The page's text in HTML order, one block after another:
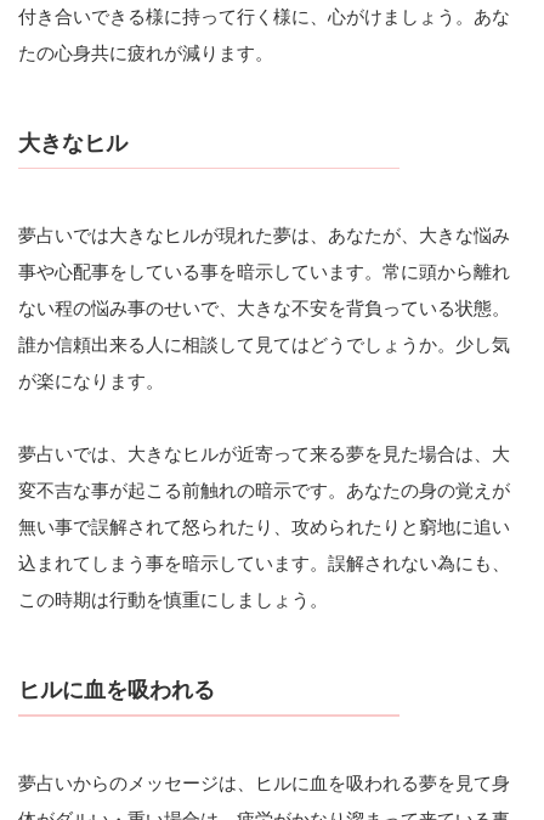
付き合いできる様に持って行く様に、心がけましょう。あな
たの心身共に疲れが減ります。
大きなヒル
夢占いでは大きなヒルが現れた夢は、あなたが、大きな悩み
事や心配事をしている事を暗示しています。常に頭から離れ
ない程の悩み事のせいで、大きな不安を背負っている状態。
誰か信頼出来る人に相談して見てはどうでしょうか。少し気
が楽になります。
夢占いでは、大きなヒルが近寄って来る夢を見た場合は、大
変不吉な事が起こる前触れの暗示です。あなたの身の覚えが
無い事で誤解されて怒られたり、攻められたりと窮地に追い
込まれてしまう事を暗示しています。誤解されない為にも、
この時期は行動を慎重にしましょう。
ヒルに血を吸われる
夢占いからのメッセージは、ヒルに血を吸われる夢を見て身